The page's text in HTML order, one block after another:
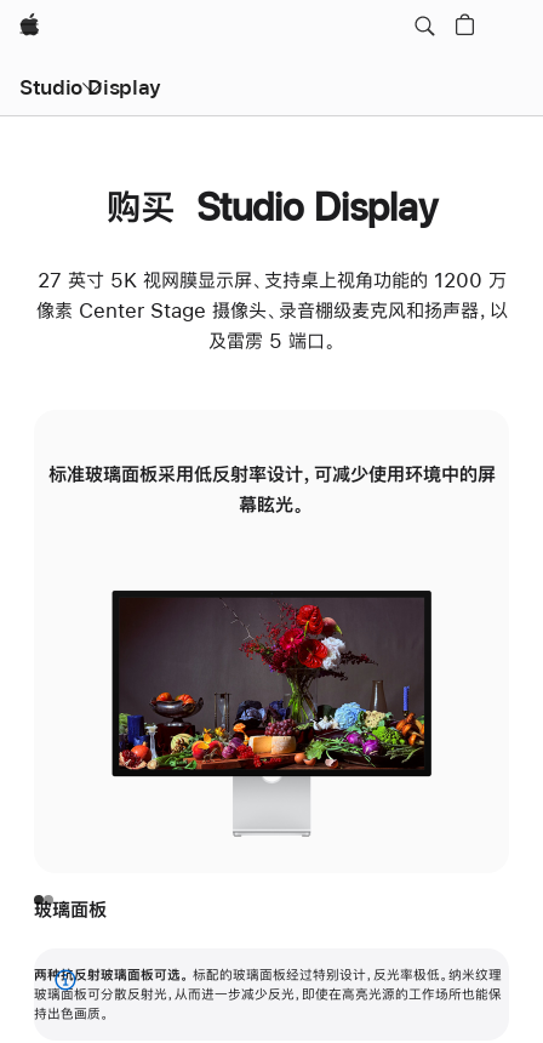
Apple
Studio Display
购买 Studio Display
27 英寸 5K 视网膜显示屏、支持桌上视角功能的 1200 万
像素 Center Stage 摄像头、录音棚级麦克风和扬声器，以
及雷雳 5 端口。
标准玻璃面板采用低反射率设计，可减少使用环境中的屏
幕眩光。
玻璃面板
两种抗反射玻璃面板可选。 标配的玻璃面板经过特别设计，反光率极低。纳米纹理
玻璃面板可分散反射光，从而进一步减少反光，即使在高亮光源的工作场所也能保
持出色画质。
展
开